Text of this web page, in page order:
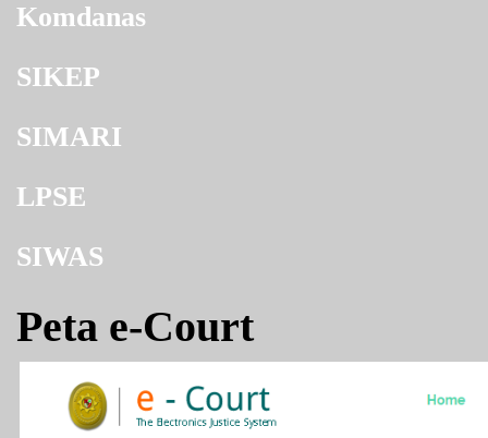
Komdanas
SIKEP
SIMARI
LPSE
SIWAS
Peta e-Court